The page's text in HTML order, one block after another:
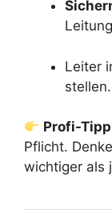
Leiter
stellen.
Profi-
Pflicht.
wichtiger als